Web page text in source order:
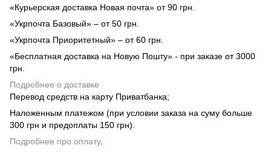
«Курьерская доставка Новая почта» от 90 грн.
«Укрпочта Базовый» – от 50 грн.
«Укрпочта Приоритетный» – от 60 грн.
«Бесплатная доставка на Новую Пошту» - при заказе от 3000
грн.
Подробнее о доставке
Перевод средств на карту Приватбанка;
Наложенным платежом (при условии заказа на суму больше
300 грн и предоплаты 150 грн).
Подробнее про оплату.